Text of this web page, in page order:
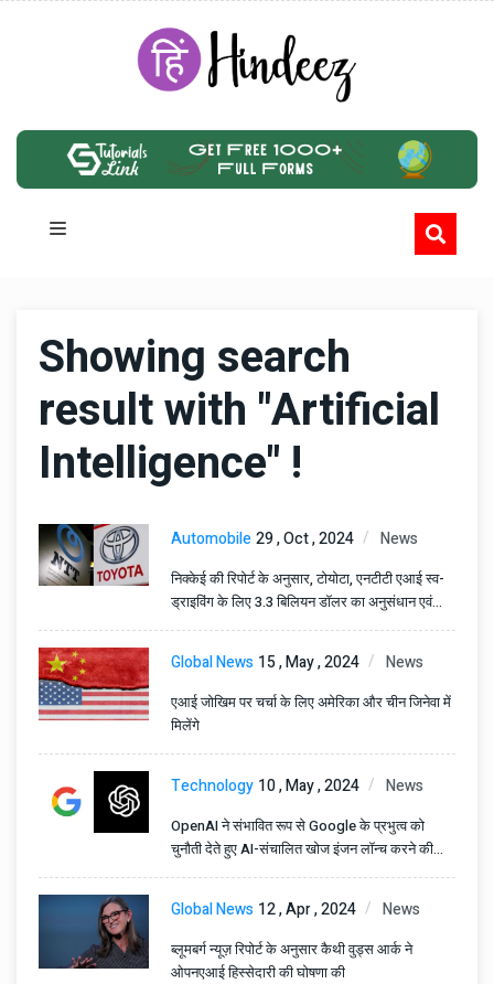
Showing search
result with "Artificial
Intelligence" !
Automobile29 , Oct , 2024 News
निक्केई की रिपोर्ट के अनुसार, टोयोटा, एनटीटी एआई स्व-
ड्राइविंग के लिए 3.3 बिलियन डॉलर का अनुसंधान एवं
विकास निवेश करेंगे।
Global News 15 , May , 2024 News
एआई जोखिम पर चर्चा के लिए अमेरिका और चीन जिनेवा में
मिलेंगे
Technology 10 , May , 2024 News
OpenAI ने संभावित रूप से Google के प्रभुत्व को
चुनौती देते हुए AI-संचालित खोज इंजन लॉन्च करने की
योजना बनाई है
Global News 12 , Apr , 2024 News
ब्लूमबर्ग न्यूज़ रिपोर्ट के अनुसार कैथी वुड्स आर्क ने
ओपनएआई हिस्सेदारी की घोषणा की